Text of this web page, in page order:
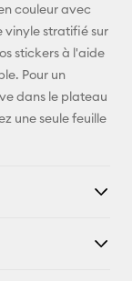
couleur avec
vinyle stratifié sur
stickers à l'aide
Pour un
dans le plateau
une seule feuille